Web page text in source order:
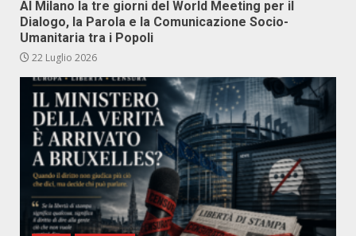
Al Milano la tre giorni del World Meeting per il
Dialogo, la Parola e la Comunicazione Socio-
Umanitaria tra i Popoli
22 Luglio 2026